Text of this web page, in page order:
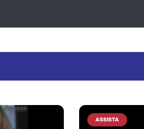
ASSISTA